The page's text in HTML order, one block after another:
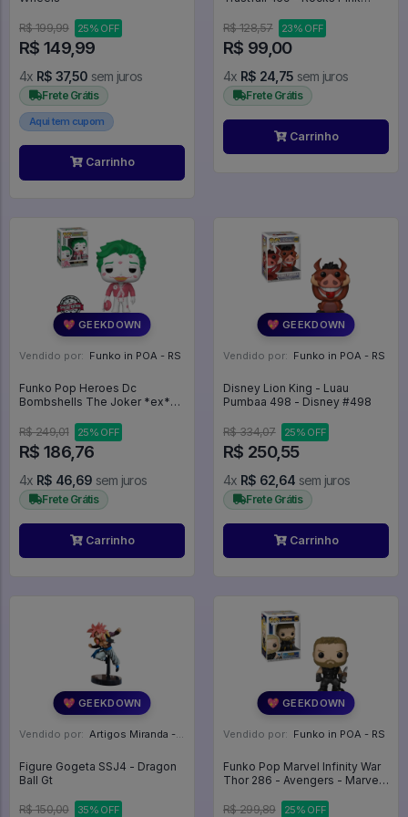
R$ 199,99 25% OFF
R$ 149,99
4x R$ 37,50 sem juros
Frete Grátis
Aqui tem cupom
Carrinho
R$ 128,57
23% OFF
R$ 99,00
4x R$ 24,75 sem juros
Frete Grátis
Carrinho
💖 GEEKDOWN
Vendido por: Funko in POA - RS
Funko Pop Heroes Dc
Bombshells The Joker *ex*
R$ 249,01 25% OFF
R$ 186,76
4x R$ 46,69 sem juros
Frete Grátis
Carrinho
💖 GEEKDOWN
Vendido por: Funko in POA - RS
Disney Lion King - Luau
Pumbaa 498 - Disney #498
R$ 334,07 25% OFF
R$ 250,55
4x R$ 62,64 sem juros
Frete Grátis
Carrinho
💖 GEEKDOWN
Vendido por: Artigos Miranda - RJ
Figure Gogeta SSJ4 - Dragon
Ball Gt
R$ 150,00 35% OFF
💖 GEEKDOWN
Vendido por: Funko in POA - RS
Funko Pop Marvel Infinity War
Thor 286 - Avengers - Marvel
R$ 299,89
25% OFF